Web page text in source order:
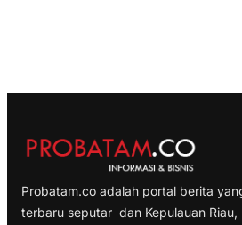
Probatam.co adalah portal berita
terbaru seputar dan Kepulauan Riau,